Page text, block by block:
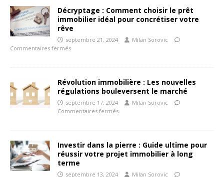
Décryptage : Comment choisir le prêt
immobilier idéal pour concrétiser votre
rêve
septembre 21, 2024
Milan Sorovic
Commentaires fermés
Révolution immobilière : Les nouvelles
régulations bouleversent le marché
septembre 17, 2024
Milan Sorovic
Commentaires fermés
Investir dans la pierre : Guide ultime pour
réussir votre projet immobilier à long
terme
septembre 13, 2024
Milan Sorovic